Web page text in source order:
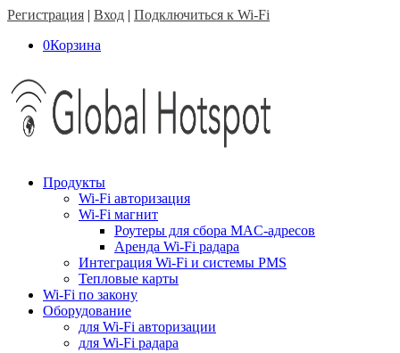
Регистрация | Вход | Подключиться к Wi-Fi
0Корзина
Продукты
Wi-Fi авторизация
Wi-Fi магнит
Роутеры для сбора MAC-адресов
Аренда Wi-Fi радара
Интеграция Wi-Fi и системы PMS
Тепловые карты
Wi-Fi по закону
Оборудование
для Wi-Fi авторизации
для Wi-Fi радара